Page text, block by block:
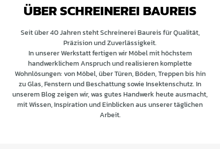
ÜBER SCHREINEREI BAUREIS
Seit über 40 Jahren steht Schreinerei Baureis für Qualität,
Präzision und Zuverlässigkeit.
In unserer Werkstatt fertigen wir Möbel mit höchstem
handwerklichem Anspruch und realisieren komplette
Wohnlösungen: von Möbel, über Türen, Böden, Treppen bis hin
zu Glas, Fenstern und Beschattung sowie Insektenschutz. In
unserem Blog zeigen wir, was gutes Handwerk heute ausmacht,
mit Wissen, Inspiration und Einblicken aus unserer täglichen
Arbeit.